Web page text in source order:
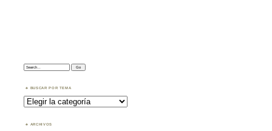
Search:
BUSCAR POR TEMA
Buscar
por
Tema
ARCHIVOS